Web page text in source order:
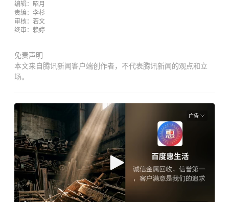
编辑：昭月
责编 ： 李杉
审核：若文
终审：赖婷
免责声明
本文来自腾讯新闻客户端创作者，不代表腾讯新闻的观点和立
场。
广告